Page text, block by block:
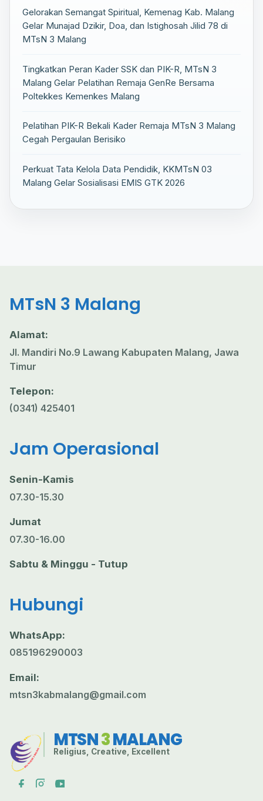
Gelorakan Semangat Spiritual, Kemenag Kab. Malang
Gelar Munajad Dzikir, Doa, dan Istighosah Jilid 78 di
MTsN 3 Malang
Tingkatkan Peran Kader SSK dan PIK-R, MTsN 3
Malang Gelar Pelatihan Remaja GenRe Bersama
Poltekkes Kemenkes Malang
Pelatihan PIK-R Bekali Kader Remaja MTsN 3 Malang
Cegah Pergaulan Berisiko
Perkuat Tata Kelola Data Pendidik, KKMTsN 03
Malang Gelar Sosialisasi EMIS GTK 2026
MTsN 3 Malang
Alamat:
Jl. Mandiri No.9 Lawang Kabupaten Malang, Jawa
Timur
Telepon:
(0341) 425401
Jam Operasional
Senin-Kamis
07.30-15.30
Jumat
07.30-16.00
Sabtu & Minggu - Tutup
Hubungi
WhatsApp:
085196290003
Email:
mtsn3kabmalang@gmail.com
MTSN3MALANG
Religius, Creative, Excellent